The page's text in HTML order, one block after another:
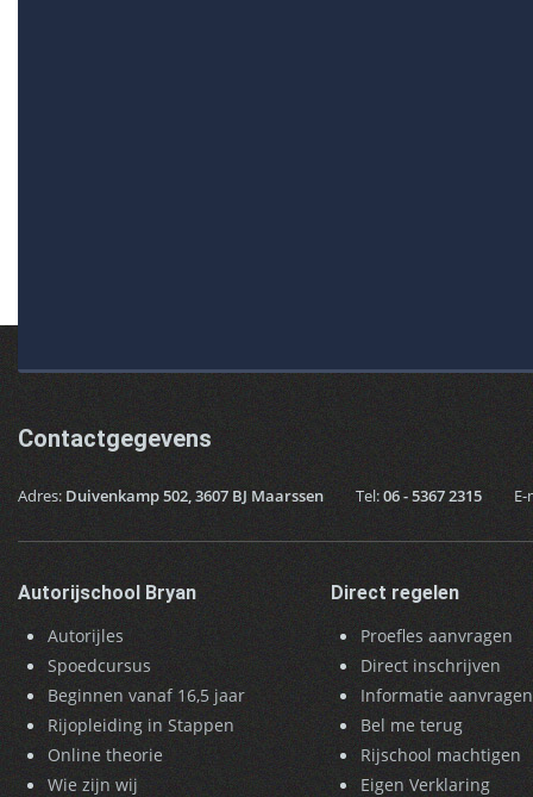
Contactgegevens
Adres:Duivenkamp 502, 3607 BJ Maarssen Tel:06 - 5367 2315
Autorijschool Bryan
Autorijles
Spoedcursus
Beginnen vanaf 16,5 jaar
Rijopleiding in Stappen
Online theorie
Wie zijn wij
Direct regelen
Proefles aanvragen
Direct inschrijven
Informatie aanvragen
Bel me terug
Rijschool machtigen
Eigen Verklaring